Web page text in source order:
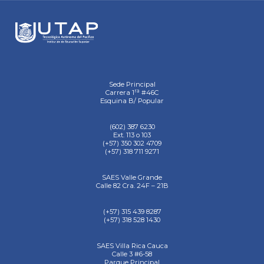
Sede Principal
Carrera 1 ra #46C
Esquina B/ Popular
(602) 387 6230
Ext. 113 o 103
(+57) 350 302 4709
(+57) 318 711 9271
SAES Valle Grande
Calle 82 Cra. 24F – 21B
(+57) 315 439 8287
(+57) 318 528 1430
SAES Villa Rica Cauca
Calle 3 #6-58